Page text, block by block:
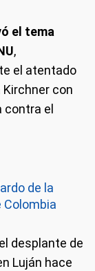
el tema
,
el atentado
con
el
de la
Colombia
desplante de
Luján hace